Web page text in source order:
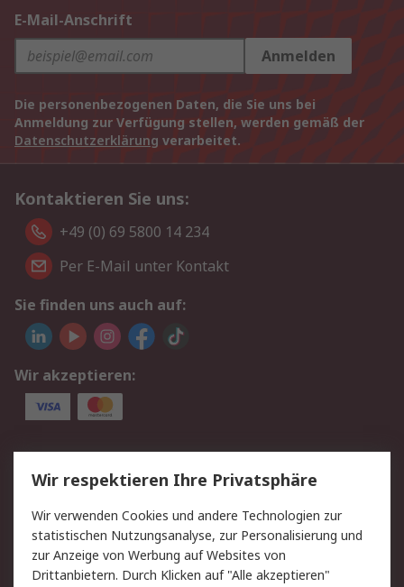
E-Mail-Anschrift
Anmelden
Die personenbezogenen Daten, die Sie uns bei
Anmeldung zur Verfügung stellen, werden gemäß der
Datenschutzerklärung verarbeitet.
Kontaktieren Sie uns:
+49 (0) 69 5800 14 234
Per E-Mail unter Kontakt
Sie finden uns auch auf:
Wir akzeptieren:
Service
Value Added Services
Lieferlösungen
Rücksendungen
Kontakt
Hilfe
Privatkunden
Wir respektieren Ihre Privatsphäre
Wir verwenden Cookies und andere Technologien zur
statistischen Nutzungsanalyse, zur Personalisierung und
zur Anzeige von Werbung auf Websites von
Drittanbietern. Durch Klicken auf "Alle akzeptieren"